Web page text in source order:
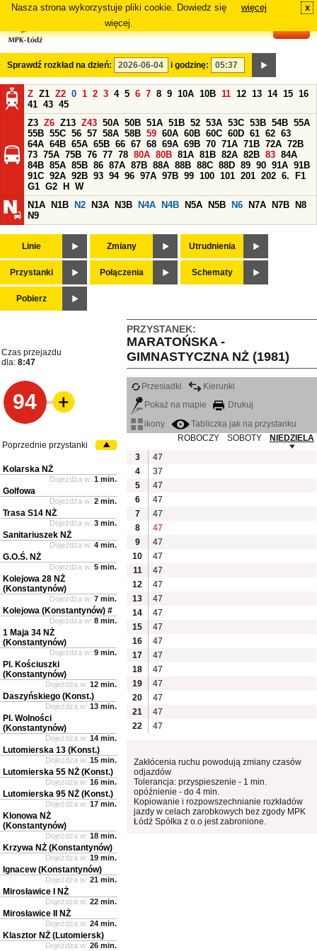
Nasza strona wykorzystuje pliki cookie. Dowiedz się
więcej.
więcej x
Sprawdź rozkład na dzień: i godzinę:
Z Z1 Z2 0 1 2 3 4 5 6 7 8 9 10A 10B 11 12 13 14 15 16
41 43 45
Z3 Z6 Z13 Z43 50A 50B 51A 51B 52 53A 53C 53B 54B 55A
55B 55C 56 57 58A 58B 59 60A 60B 60C 60D 61 62 63
64A 64B 65A 65B 66 67 68 69A 69B 70 71A 71B 72A 72B
73 75A 75B 76 77 78 80A 80B 81A 81B 82A 82B 83 84A
84B 85A 85B 86 87A 87B 88A 88B 88C 88D 89 90 91A 91B
91C 92A 92B 93 94 96 97A 97B 99 100 101 201 202 6.
F1
G1 G2 H
W
N1A
N1B N2 N3A N3B N4A N4B N5A N5B N6 N7A N7B
N8
N9
Linie Zmiany Utrudnienia
Przystanki Połączenia Schematy
Pobierz
PRZYSTANEK:
MARATOŃSKA -
GIMNASTYCZNA NŻ (1981)
Czas przejazdu
dla: 8:47
94
Przesiadki
Kierunki
Pokaż na mapie
Drukuj
ikony
Tabliczka jak na przystanku
ROBOCZY
SOBOTY
NIEDZIELA
3
47
4
37
5
47
6
47
7
47
8
47
9
47
10
47
11
47
12
47
13
47
14
47
15
47
16
47
17
47
18
47
19
47
20
47
21
47
22
47
Zakłócenia ruchu powodują zmiany czasów
odjazdów
Tolerancja: przyspieszenie - 1 min.
opóźnienie - do 4 min.
Kopiowanie i rozpowszechnianie rozkładów
jazdy w celach zarobkowych bez zgody MPK
Łódź Spółka z o.o jest zabronione.
Poprzednie przystanki
Kolarska NŻ
Dojeżdża w: 1 min.
Golfowa
Dojeżdża w: 2 min.
Trasa S14 NŻ
Dojeżdża w: 3 min.
Sanitariuszek NŻ
Dojeżdża w: 4 min.
G.O.Ś. NŻ
Dojeżdża w: 5 min.
Kolejowa 28 NŻ
(Konstantynów)
Dojeżdża w: 7 min.
Kolejowa (Konstantynów) #
Dojeżdża w: 8 min.
1 Maja 34 NŻ
(Konstantynów)
Dojeżdża w: 9 min.
Pl. Kościuszki
(Konstantynów)
Dojeżdża w: 12 min.
Daszyńskiego (Konst.)
Dojeżdża w: 13 min.
Pl. Wolności
(Konstantynów)
Dojeżdża w: 14 min.
Lutomierska 13 (Konst.)
Dojeżdża w: 15 min.
Lutomierska 55 NŻ (Konst.)
Dojeżdża w: 16 min.
Lutomierska 95 NŻ (Konst.)
Dojeżdża w: 17 min.
Klonowa NŻ
(Konstantynów)
Dojeżdża w: 18 min.
Krzywa NŻ (Konstantynów)
Dojeżdża w: 19 min.
Ignacew (Konstantynów)
Dojeżdża w: 21 min.
Mirosławice I NŻ
Dojeżdża w: 22 min.
Mirosławice II NŻ
Dojeżdża w: 24 min.
Klasztor NŻ (Lutomiersk)
Dojeżdża w: 26 min.